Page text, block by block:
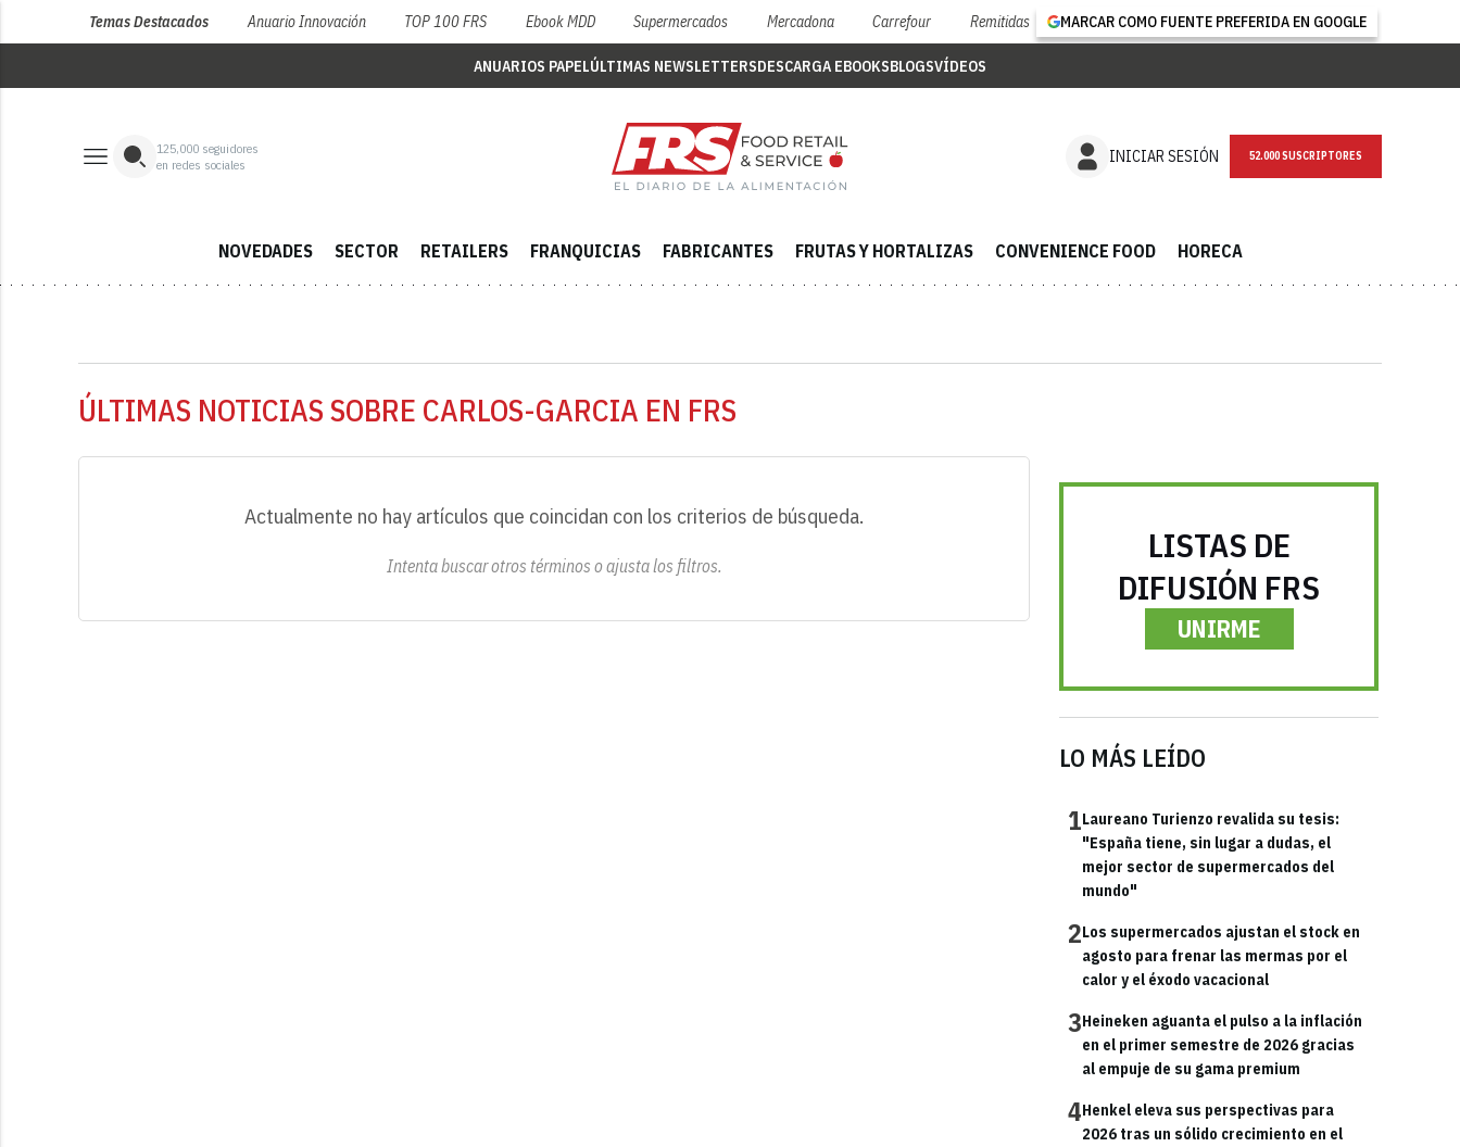
Temas Destacados Anuario Innovación TOP 100 FRS Ebook MDD Supermercados Mercadona Carrefour Remitidas MARCAR COMO FUENTE PREFERIDA EN GOOGLE
ANUARIOS PAPELÚLTIMAS NEWSLETTERSDESCARGA EBOOKSBLOGSVÍDEOS
125,000 seguidores
en redes sociales
INICIAR SESIÓN 52.000 SUSCRIPTORES
NOVEDADES SECTOR RETAILERS FRANQUICIAS FABRICANTES FRUTAS Y HORTALIZAS CONVENIENCE FOOD HORECA
ÚLTIMAS NOTICIAS SOBRE CARLOS-GARCIA EN FRS
Actualmente no hay artículos que coincidan con los criterios de búsqueda.
Intenta buscar otros términos o ajusta los filtros.
LISTAS DE
DIFUSIÓN FRS
UNIRME
LO MÁS LEÍDO
1Laureano Turienzo revalida su tesis:
"España tiene, sin lugar a dudas, el
mejor sector de supermercados del
mundo"
2Los supermercados ajustan el stock en
agosto para frenar las mermas por el
calor y el éxodo vacacional
3Heineken aguanta el pulso a la inflación
en el primer semestre de 2026 gracias
al empuje de su gama premium
4Henkel eleva sus perspectivas para
2026 tras un sólido crecimiento en el